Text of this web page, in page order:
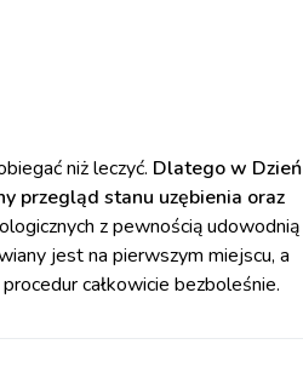
niż leczyć. Dlatego w Dzień
przegląd stanu uzębienia oraz
z pewnością udowodnią
jest na pierwszym miejscu, a
całkowicie bezboleśnie.